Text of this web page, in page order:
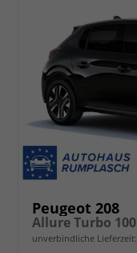
Peugeot 208
unverbindliche Lieferzeit: